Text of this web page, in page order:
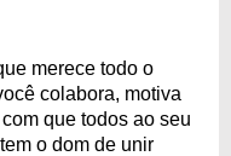
merece todo o
colabora, motiva
que todos ao seu
o dom de unir